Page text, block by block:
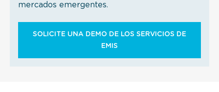
mercados emergentes.
SOLICITE UNA DEMO DE LOS SERVICIOS DE
EMIS